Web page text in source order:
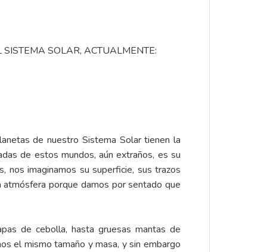
SOLAR, ACTUALMENTE:
de nuestro Sistema Solar tienen la
de estos mundos, aún extraños, es su
nos imaginamos su superficie, sus trazos
porque damos por sentado que
de cebolla, hasta gruesas mantas de
el mismo tamaño y masa, y sin embargo